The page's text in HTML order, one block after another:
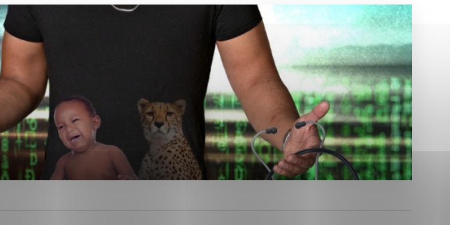
ktorú chcete povoliť
Analytické cookies
pre prevádzku nevyhnutné a pomáhajú urobiť webové stránky uplatniteľnými tým,
ako je navigácia na stránke a prístup k zabezpečeným oblastiam webovej
cookie nemôže web správne fungovať.
Analytické cookies
prevádzkovateľovi stránok pochopiť, ako návštevníci stránok stránku používajú,
a ponúknuť im lepšiu skúsenosť. Všetky dáta sa zbierajú anonymne a nie je
osobou.
Povoliť všetko Uložiť nastavenia Viac informácií